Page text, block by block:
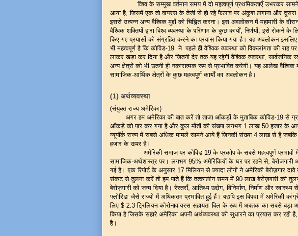
विश्व के सम्मुख वर्तमान समय में दो महत्वपूर्ण प्रथमिकताएँ उभरकर सामने
आया है, जिसमें एक तो वायरस के तेजी से हो रहे फैलाव पर अंकुश लगाना और दूसरा
इससे उत्पन्न अन्य वैश्विक मुद्दों को चिह्नित करना। इस अवलोकन में महामारी के
वैश्विक शक्तियों द्वारा विश्व व्यवस्था के परिणाम के कुछ कार्यों, निर्णयों, इसे रोकने के
किए गए प्रयासों को संग्रहित करने का प्रयास किया गया है। यह अवलोकन इसलिए
भी महत्वपूर्ण है कि कोविड-19 ने पहले ही वैश्विक व्यवस्था को विकलांगता की राह पर
लाकर खड़ा कर दिया है और जितनी देर तक यह रहेगी वैश्विक व्यवस्था, सार्वजनिक
अन्य क्षेत्रों को भी उतनी ही नकारात्मक रूप से प्रभावित करेगी। यह आलेख वैश्विक
सामाजिक-आर्थिक क्षेत्रों के कुछ महत्वपूर्ण कार्यों का अवलोकन है।
(1) अर्थव्यवस्था
(संयुक्त राज्य अमेरिका)
अगर हम अमेरिका की बात करें तो ताजा आँकड़ों के मुताबिक कोविड-19 से
आँकड़े को पार कर गया है और कुल मौतों की संख्या लगभग 1 लाख 50 हजार के
न्यूयॉर्क राज्य में सबसे अधिक मामले सामने आये हैं जिनकी संख्या 4 लाख से है
हजार के ऊपर है।
अमेरिकी समाज पर कोविड-19 के प्रकोप के सबसे महत्वपूर्ण प्रभावों में से
सामाजिक-अर्थशास्त्र पर। लगभग 95% अमेरिकियों के घर पर रहने से,
गई है। एक रिपोर्ट के अनुसार 17 मिलियन से ज़्यादा लोगों ने अमेरिकी बेरोज़गार
संकट से तुलना करें तो हम पाते हैं कि तत्कालीन समय में 90 लाख बेरोज़गारी की
बेरोज़गारी को जन्म दिया है। रेस्तराँ, आतिथ्य उद्दोग, विनिर्माण, निर्माण और स्वास्थ्य
फ्लोरिडा जैसे राज्यों में अधिकतम प्रभावित हुई हैं। यद्यपि इस विपदा में अमेरिकी
लिए $ 2.3 ट्रिलियन कोरोनावायरस सहायता बिल के रूप में अबतक का सबसे बड़ा
किया है जिसके सहारे अमेरिका अपनी अर्थव्यवस्था को सुधारने का प्रयास कर रही
है।